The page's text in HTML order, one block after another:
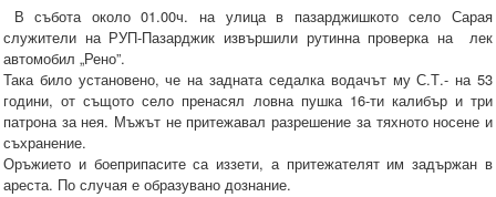
В събота около 01.00ч. на улица в пазарджишкото село Сарая
служители на РУП-Пазарджик извършили рутинна проверка на лек
автомобил „Рено”.
Така било установено, че на задната седалка водачът му С.Т.- на 53
години, от същото село пренасял ловна пушка 16-ти калибър и три
патрона за нея. Мъжът не притежавал разрешение за тяхното носене и
съхранение.
Оръжието и боеприпасите са иззети, а притежателят им задържан в
ареста. По случая е образувано дознание.